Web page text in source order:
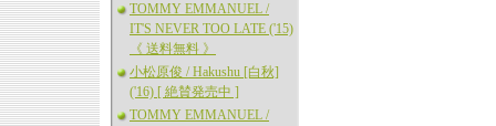
TOMMY EMMANUEL /
IT'S NEVER TOO LATE ('15)
《 送料無料 》
小松原俊 / Hakushu [白秋]
('16) [ 絶賛発売中 ]
TOMMY EMMANUEL /